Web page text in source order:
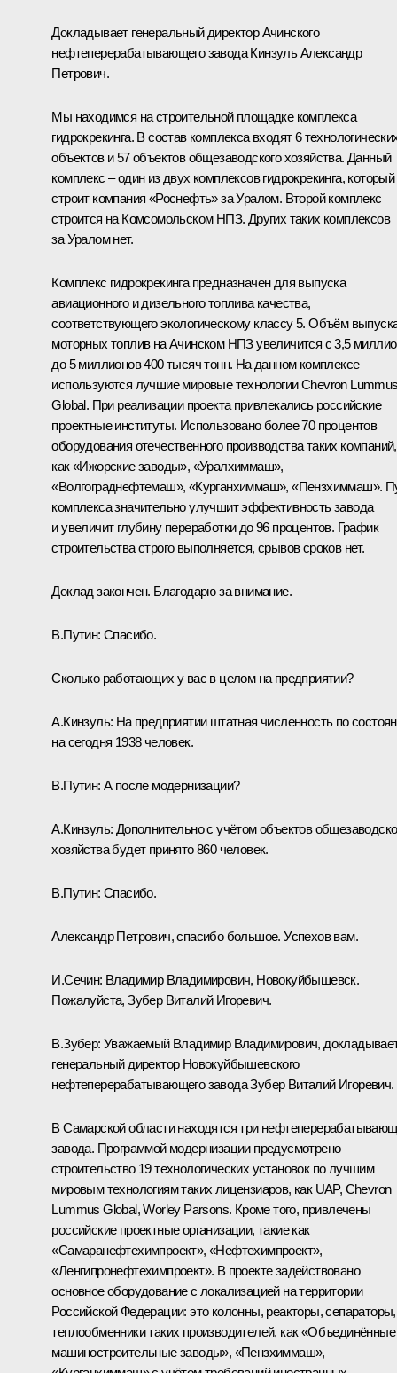
Докладывает генеральный директор Ачинского
нефтеперерабатывающего завода Кинзуль Александр
Петрович.
Мы находимся на строительной площадке комплекса
гидрокрекинга. В состав комплекса входят 6
объектов и 57 объектов общезаводского хозяйства. Данный
комплекс – один из двух комплексов гидрокрекинга, который
строит компания «Роснефть» за Уралом. Второй комплекс
строится на Комсомольском НПЗ. Других таких комплексов
за Уралом нет.
Комплекс гидрокрекинга предназначен для выпуска
авиационного и дизельного топлива качества,
соответствующего экологическому классу 5. Объём
моторных топлив на Ачинском НПЗ увеличится с 3,5
до 5 миллионов 400 тысяч тонн. На данном комплексе
используются лучшие мировые технологии Chevron
Global. При реализации проекта привлекались российские
проектные институты. Использовано более 70 процентов
оборудования отечественного производства таких компаний,
как «Ижорские заводы», «Уралхиммаш»,
«Волгограднефтемаш», «Курганхиммаш», «Пензхиммаш».
комплекса значительно улучшит эффективность завода
и увеличит глубину переработки до 96 процентов. График
строительства строго выполняется, срывов сроков нет.
Доклад закончен. Благодарю за внимание.
В.Путин: Спасибо.
Сколько работающих у вас в целом на предприятии?
А.Кинзуль: На предприятии штатная численность по
на сегодня 1938 человек.
В.Путин: А после модернизации?
А.Кинзуль: Дополнительно с учётом объектов
хозяйства будет принято 860 человек.
В.Путин: Спасибо.
Александр Петрович, спасибо большое. Успехов вам.
И.Сечин: Владимир Владимирович, Новокуйбышевск.
Пожалуйста, Зубер Виталий Игоревич.
В.Зубер: Уважаемый Владимир Владимирович,
генеральный директор Новокуйбышевского
нефтеперерабатывающего завода Зубер Виталий Игоревич.
В Самарской области находятся три
завода. Программой модернизации предусмотрено
строительство 19 технологических установок по лучшим
мировым технологиям таких лицензиаров, как UAP, Chevron
Lummus Global, Worley Parsons. Кроме того, привлечены
российские проектные организации, такие как
«Самаранефтехимпроект», «Нефтехимпроект»,
«Ленгипронефтехимпроект». В проекте задействовано
основное оборудование с локализацией на территории
Российской Федерации: это колонны, реакторы, сепараторы,
теплообменники таких производителей, как «Объединённые
машиностроительные заводы», «Пензхиммаш»,